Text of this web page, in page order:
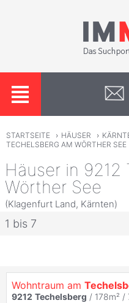
STARTSEITE › HÄUSER ›
TECHELSBERG AM WÖRTHER SEE
Häuser in 9212
Wörther See
(Klagenfurt Land, Kärnten)
1 bis 7
Wohntraum am
9212 Techelsberg / 178m² /